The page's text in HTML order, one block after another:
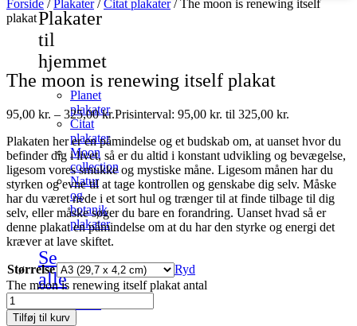
Plakater
til
hjemmet
Planet
plakater
Citat
plakater
Moon
collection
Natur
og
botanik
plakater
Se
alle
plakater
Forside /Plakater/Citat plakater/ The moon is renewing itself
plakat
The moon is renewing itself plakat
95,00 kr. – 325,00kr.Prisinterval: 95,00 kr. til 325,00 kr.
Plakaten her er en påmindelse og et budskab om, at uanset hvor du
befinder dig i livet, så er du altid i konstant udvikling og bevægelse,
ligesom vores smukke og mystiske måne. Ligesom månen har du
styrken og evne til at tage kontrollen og genskabe dig selv. Måske
har du været nede i et sort hul og trænger til at finde tilbage til dig
selv, eller måske søger du bare en forandring. Uanset hvad så er
denne plakat en påmindelse om at du har den styrke og energi det
kræver at lave skiftet.
Størrelse
Ryd
The moon is renewing itself plakat antal
Tilføj til kurv